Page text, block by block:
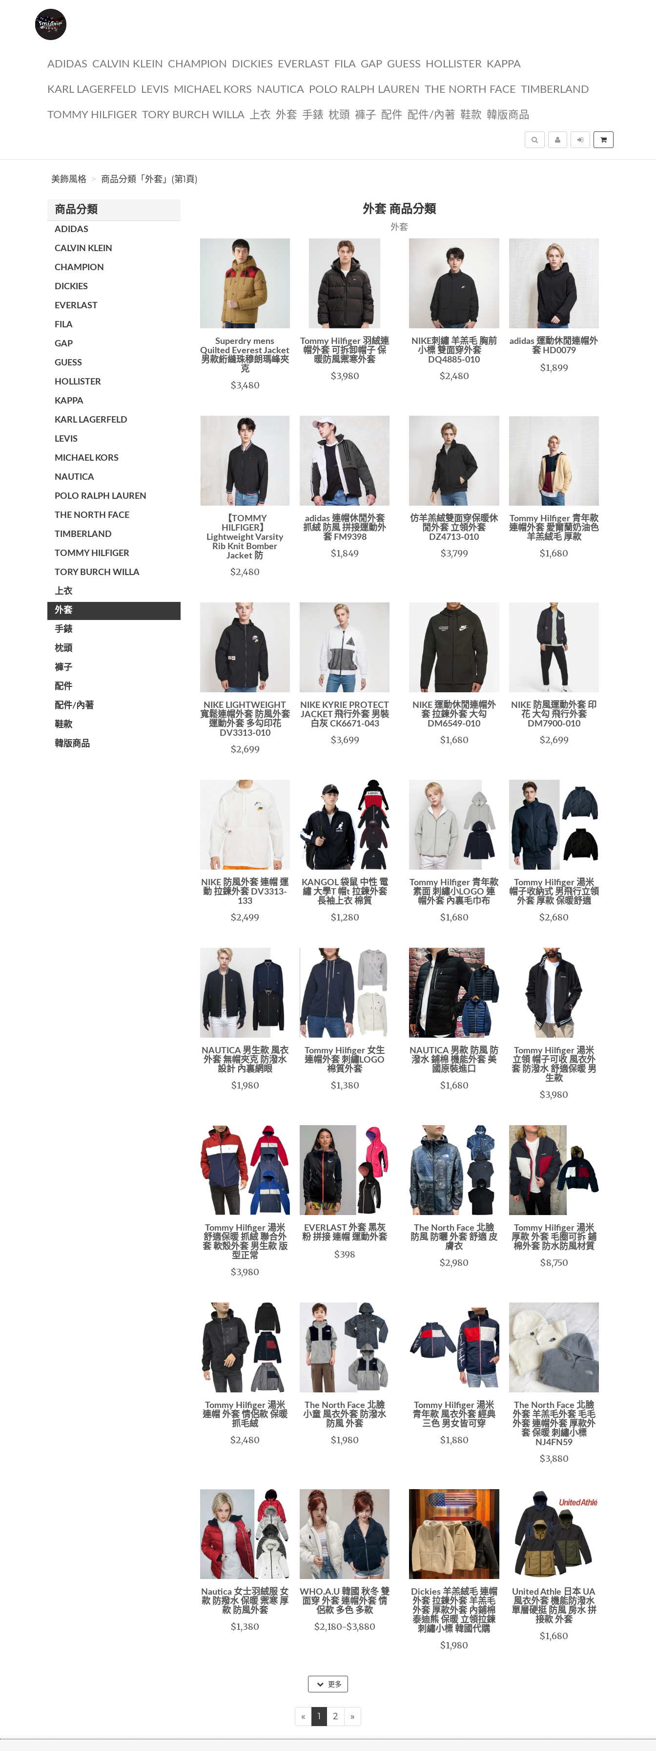
ADIDAS CALVIN KLEIN CHAMPION DICKIES EVERLAST FILA GAP GUESS HOLLISTER KAPPA
KARL LAGERFELD LEVIS MICHAEL KORS NAUTICA POLO RALPH LAUREN THE NORTH FACE TIMBERLAND
TOMMY HILFIGER TORY BURCH WILLA 上衣 外套 手錶 枕頭 褲子 配件 配件/內著 鞋款 韓版商品
搜尋
美飾風格 商品分類「外套」(第1頁)
商品分類
ADIDAS
CALVIN KLEIN
CHAMPION
DICKIES
EVERLAST
FILA
GAP
GUESS
HOLLISTER
KAPPA
KARL LAGERFELD
LEVIS
MICHAEL KORS
NAUTICA
POLO RALPH LAUREN
THE NORTH FACE
TIMBERLAND
TOMMY HILFIGER
TORY BURCH WILLA
上衣
外套
手錶
枕頭
褲子
配件
配件/內著
鞋款
韓版商品
外套 商品分類
外套
Superdry mens
Quilted Everest Jacket
男款絎縫珠穆朗瑪峰夾
克
$3,480
Tommy Hilfiger 羽絨連
帽外套 可拆卸帽子 保
暖防風禦寒外套
$3,980
NIKE刺繡 羊羔毛 胸前
小標 雙面穿外套
DQ4885-010
$2,480
adidas 運動休閒連帽外
套 HD0079
$1,899
【TOMMY
HILFIGER】
Lightweight Varsity
Rib Knit Bomber
Jacket 防
$2,480
adidas 連帽休閒外套
抓絨 防風 拼接運動外
套 FM9398
$1,849
仿羊羔絨雙面穿保暖休
閒外套 立領外套
DZ4713-010
$3,799
Tommy Hilfiger 青年款
連帽外套 愛爾蘭奶油色
羊羔絨毛 厚款
$1,680
NIKE LIGHTWEIGHT
寬鬆連帽外套 防風外套
運動外套 多勾印花
DV3313-010
$2,699
NIKE KYRIE PROTECT
JACKET 飛行外套 男裝
白灰 CK6671-043
$3,699
NIKE 運動休閒連帽外
套 拉鍊外套 大勾
DM6549-010
$1,680
NIKE 防風運動外套 印
花 大勾 飛行外套
DM7900-010
$2,699
NIKE 防風外套 連帽 運
動 拉鍊外套 DV3313-
133
$2,499
KANGOL 袋鼠 中性 電
繡 大學T 帽t 拉鍊外套
長袖上衣 棉質
$1,280
Tommy Hilfiger 青年款
素面 刺繡小LOGO 連
帽外套 內裏毛巾布
$1,680
Tommy Hilfiger 湯米
帽子收納式 男飛行立領
外套 厚款 保暖舒適
$2,680
NAUTICA 男生款 風衣
外套 無帽夾克 防潑水
設計 內裏網眼
$1,980
Tommy Hilfiger 女生
連帽外套 刺繡LOGO
棉質外套
$1,380
NAUTICA 男款 防風 防
潑水 鋪棉 機能外套 美
國原裝進口
$1,680
Tommy Hilfiger 湯米
立領 帽子可收 風衣外
套 防潑水 舒適保暖 男
生款
$3,980
Tommy Hilfiger 湯米
舒適保暖 抓絨 聯合外
套 軟殼外套 男生款 版
型正常
$3,980
EVERLAST 外套 黑灰
粉 拼接 連帽 運動外套
$398
The North Face 北臉
防風 防曬 外套 舒適 皮
膚衣
$2,980
Tommy Hilfiger 湯米
厚款 外套 毛圈可拆 鋪
棉外套 防水防風材質
$8,750
Tommy Hilfiger 湯米
連帽 外套 情侶款 保暖
抓毛絨
$2,480
The North Face 北臉
小童 風衣外套 防潑水
防風 外套
$1,980
Tommy Hilfiger 湯米
青年款 風衣外套 經典
三色 男女皆可穿
$1,880
The North Face 北臉
外套 羊羔毛外套 毛毛
外套 連帽外套 厚款外
套 保暖 刺繡小標
NJ4FN59
$3,880
Nautica 女士羽絨服 女
款 防撥水 保暖 禦寒 厚
款 防風外套
$1,380
WHO.A.U 韓國 秋冬 雙
面穿 外套 連帽外套 情
侶款 多色 多款
$2,180-$3,880
Dickies 羊羔絨毛 連帽
外套 拉鍊外套 羊羔毛
外套 厚款外套 內鋪棉
泰迪熊 保暖 立領拉鍊
刺繡小標 韓國代購
$1,980
United Athle 日本 UA
風衣外套 機能防潑水
單層硬挺 防風 房水 拼
接款 外套
$1,680
更多
« 1 2 »